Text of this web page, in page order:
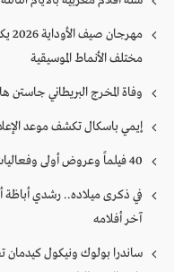
مختلف الأنماط الموسيقية
وفاة المخرج البريطاني
إيمي باسكال تكشف موعد
40 فيلماً وعروض أولى وفعاليات مهنية في مهرجان نافذة على أوروبا
في ذكرى ميلاده.. رشدي أباظة
آخر أفلامه